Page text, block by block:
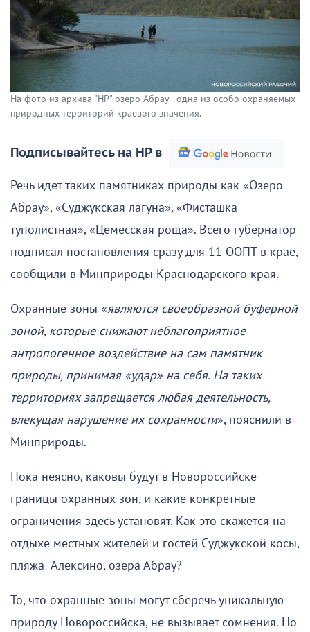
На фото из архива "НР" озеро Абрау - одна из особо охраняемых
природных территорий краевого значения.
Подписывайтесь на НР в
Речь идет таких памятниках природы как «Озеро
Абрау», «Суджукская лагуна», «Фисташка
туполистная», «Цемесская роща». Всего губернатор
подписал постановления сразу для 11 ООПТ в крае,
сообщили в Минприроды Краснодарского края.
Охранные зоны «являются своеобразной буферной
зоной, которые снижают неблагоприятное
антропогенное воздействие на сам памятник
природы, принимая «удар» на себя. На таких
территориях запрещается любая деятельность,
влекущая нарушение их сохранности», пояснили в
Минприроды.
Пока неясно, каковы будут в Новороссийске
границы охранных зон, и какие конкретные
ограничения здесь установят. Как это скажется на
отдыхе местных жителей и гостей Суджукской косы,
пляжа Алексино, озера Абрау?
То, что охранные зоны могут сберечь уникальную
природу Новороссийска, не вызывает сомнения. Но